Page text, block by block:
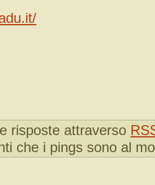
risposte attraverso
che i pings sono al